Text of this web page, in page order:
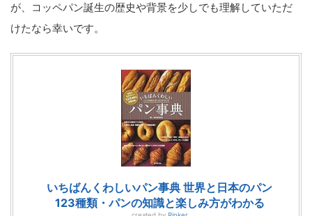
が、コッペパン誕生の歴史や背景を少しでも理解していただ
けたなら幸いです。
いちばんくわしいパン事典 世界と日本のパン
123種類・パンの知識と楽しみ方がわかる